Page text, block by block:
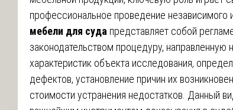
профессиональное проведение независимого
мебели для суда представляет собой
законодательством процедуру, направленную
характеристик объекта исследования,
дефектов, установление причин их
стоимости устранения недостатков. Данный